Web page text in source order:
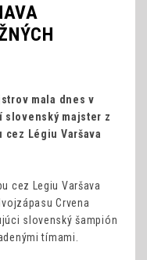
mala dnes v
slovenský majster z
cez Légiu Varšava
cez Legiu Varšava
Crvena
slovenský šampión
tímami.